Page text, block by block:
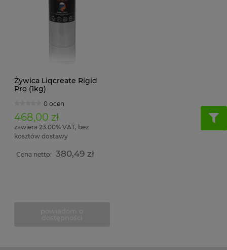
Żywica Liqcreate Rigid
Pro (1kg)
0 ocen
468,00 zł
zawiera 23.00% VAT, bez
kosztów dostawy
Cena netto: 380,49 zł